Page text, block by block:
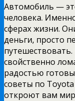
Автомобиль —
человека.
сферах жизни.
деньги, просто
свойственно
радостью
советы по
откроют вам